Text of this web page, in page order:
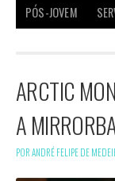
PÓS-JOVEM
ARCTIC
A
POR ANDRÉ FELIPE DE